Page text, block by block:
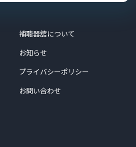
補聴器舘について
お知らせ
プライバシーポリシー
お問い合わせ